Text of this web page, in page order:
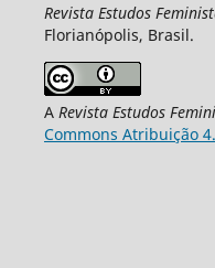
Revista Estudos
Florianópolis, Brasil.
A Revista Estudos
Commons Atribuição